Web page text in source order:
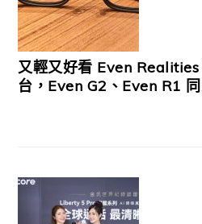
又輕又好看 Even
台，Even G2、Even R1